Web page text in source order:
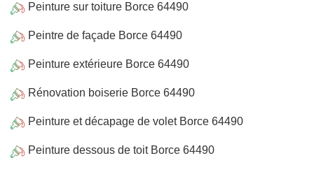
Peinture sur toiture Borce 64490
Peintre de façade Borce 64490
Peinture extérieure Borce 64490
Rénovation boiserie Borce 64490
Peinture et décapage de volet Borce 64490
Peinture dessous de toit Borce 64490